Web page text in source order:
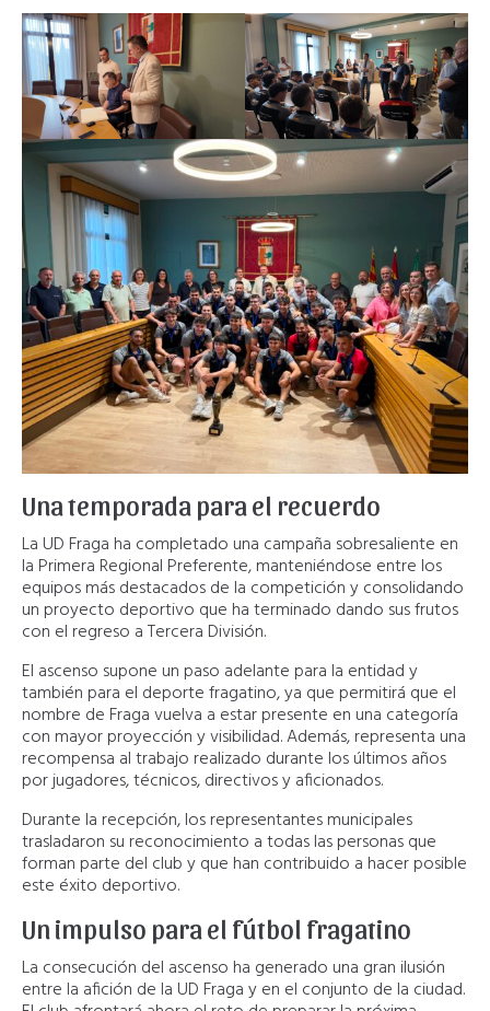
Una temporada para el recuerdo
La UD Fraga ha completado una campaña sobresaliente en
la Primera Regional Preferente, manteniéndose entre los
equipos más destacados de la competición y consolidando
un proyecto deportivo que ha terminado dando sus frutos
con el regreso a Tercera División.
El ascenso supone un paso adelante para la entidad y
también para el deporte fragatino, ya que permitirá que el
nombre de Fraga vuelva a estar presente en una categoría
con mayor proyección y visibilidad. Además, representa una
recompensa al trabajo realizado durante los últimos años
por jugadores, técnicos, directivos y aficionados.
Durante la recepción, los representantes municipales
trasladaron su reconocimiento a todas las personas que
forman parte del club y que han contribuido a hacer posible
este éxito deportivo.
Un impulso para el fútbol fragatino
La consecución del ascenso ha generado una gran ilusión
entre la afición de la UD Fraga y en el conjunto de la ciudad.